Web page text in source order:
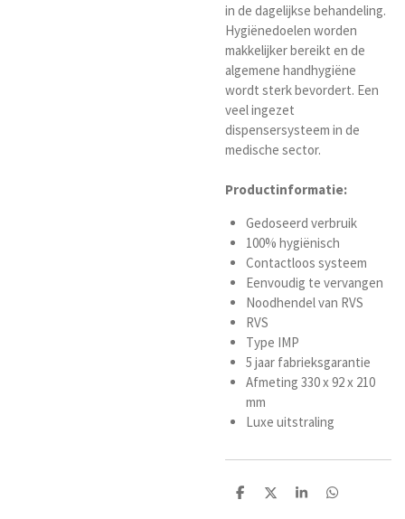
in de dagelijkse behandeling.
Hygiënedoelen worden
makkelijker bereikt en de
algemene handhygiëne
wordt sterk bevordert. Een
veel ingezet
dispensersysteem in de
medische sector.
Productinformatie:
Gedoseerd verbruik
100% hygiënisch
Contactloos systeem
Eenvoudig te vervangen
Noodhendel van RVS
RVS
Type IMP
5 jaar fabrieksgarantie
Afmeting 330 x 92 x 210
mm
Luxe uitstraling
D
D
S
D